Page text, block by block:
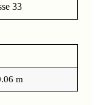
33
m